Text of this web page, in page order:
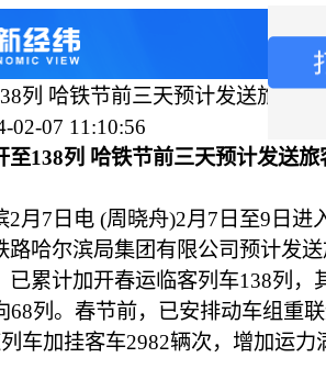
列 哈铁节前三天预计发送旅客
02-07 11:10:56
至138列 哈铁节前三天预计发送旅
7日电 (周晓舟)2月7日至9日进
路哈尔滨局集团有限公司预计发
已累计加开春运临客列车138列，
68列。春节前，已安排动车组重
车加挂客车2982辆次，增加运力